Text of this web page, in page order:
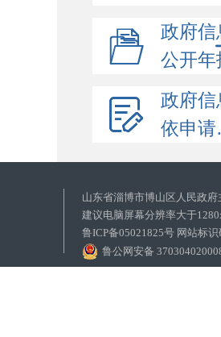
政府信
公开年
政府信
依申请公开
山东省淄博市博山区人民
建议电脑屏幕分辨率大于
鲁ICP备05021825号 网站标
鲁公网安备